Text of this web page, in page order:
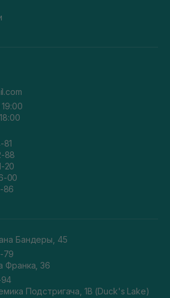
81
88
20
00
86
Бандеры, 45
79
Франка, 36
Подстригача, 1В (Duck's Lake)